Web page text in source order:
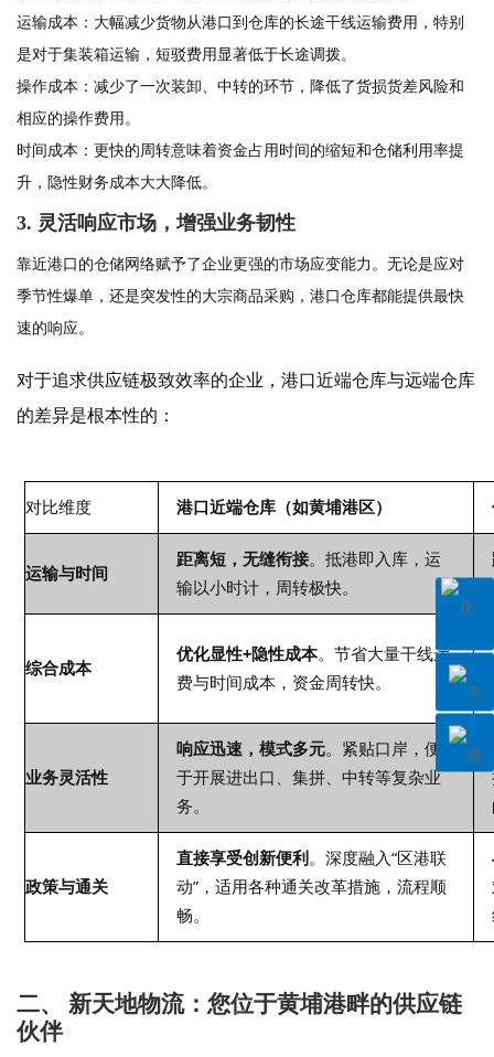
运输成本：大幅减少货物从港口到仓库的长途干线运输费用，特别
是对于集装箱运输，短驳费用显著低于长途调拨。
操作成本：减少了一次装卸、中转的环节，降低了货损货差风险和
相应的操作费用。
时间成本：更快的周转意味着资金占用时间的缩短和仓储利用率提
升，隐性财务成本大大降低。
3. 灵活响应市场，增强业务韧性
靠近港口的仓储网络赋予了企业更强的市场应变能力。无论是应对
季节性爆单 ， 还是突发性的大宗商品采购，港口仓库都能提供最快
速的响应。
对于追求供应链极致效率的企业，港口近端仓库与远端仓库
的差异是根本性的：
对比维度 港口近端仓库（如黄埔港区）
运输与时间
距离短，无缝衔接。抵港即入库，运
输以小时计，周转极快。
综合成本
优化显性+隐性成本。节省大量干线运
费与时间成本，资金周转快。
业务灵活性
响应迅速，模式多元。紧贴口岸，便
于开展进出口
、集拼、中转等复杂业
务。
政策与通关
直接享受创新便利。深度融入“区港联
动”，适用各种通关改革措施，流程顺
畅。
二、
新天地物流：您位于黄埔港畔的供应链
伙伴